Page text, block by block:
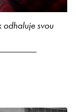
odhaluje svou